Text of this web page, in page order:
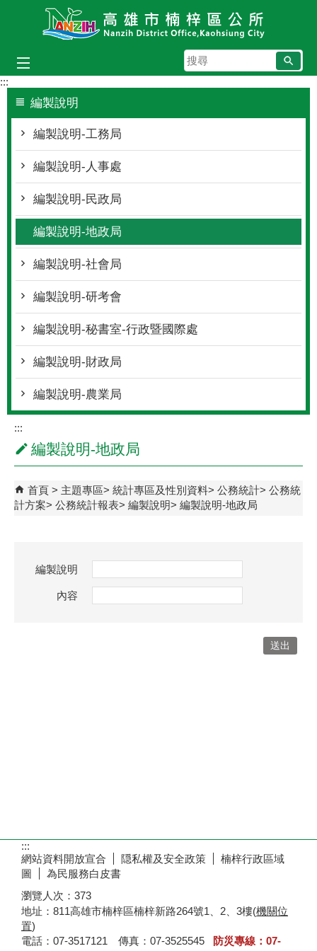
跳到主要內容區塊
搜
尋
:::
編製說明
編製說明-工務局
編製說明-人事處
編製說明-民政局
編製說明-地政局
編製說明-社會局
編製說明-研考會
編製說明-秘書室-行政暨國際處
編製說明-財政局
編製說明-農業局
:::
編製說明-地政局
首頁 主題專區 統計專區及性別資料 公務統計
公務統
計方案
公務統計報表 編製說明 編製說明-地政局
編製說明
內容
:::
網站資料開放宣合
隠私權及安全政策
楠梓行政區域
圖
為民服務白皮書
瀏覽人次： 373
地址：811高雄市楠梓區楠梓新路264號1、2、3樓(機關位
置)
電話：07-3517121 傳真：07-3525545
防災專線：07-